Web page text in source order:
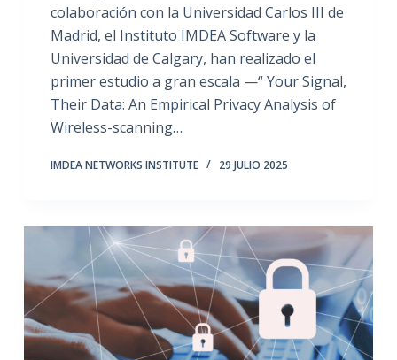
colaboración con la Universidad Carlos III de
Madrid, el Instituto IMDEA Software y la
Universidad de Calgary, han realizado el
primer estudio a gran escala —“ Your Signal,
Their Data: An Empirical Privacy Analysis of
Wireless-scanning…
IMDEA NETWORKS INSTITUTE 29 JULIO 2025